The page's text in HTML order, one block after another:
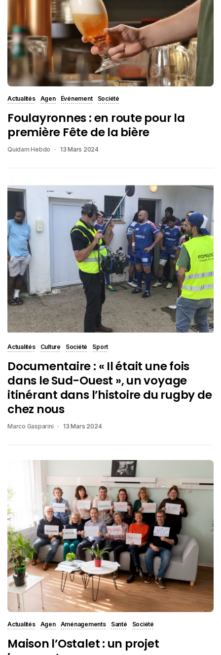
Actualités Agen Événement Société
Foulayronnes : en route pour la
première Fête de la bière
Quidam Hebdo 13 Mars 2024
Actualités Culture Société Sport
Documentaire : « Il était une fois
dans le Sud-Ouest », un voyage
itinérant dans l’histoire du rugby de
chez nous
Marco Gasparini 13 Mars 2024
Actualités Agen Aménagements Santé Société
Maison l’Ostalet : un projet